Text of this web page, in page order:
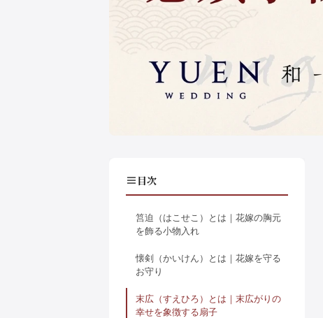
目次
筥迫（はこせこ）とは｜花嫁の胸元
を飾る小物入れ
懐剣（かいけん）とは｜花嫁を守る
お守り
末広（すえひろ）とは｜末広がりの
幸せを象徴する扇子